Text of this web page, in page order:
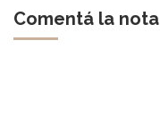
Comentá la nota